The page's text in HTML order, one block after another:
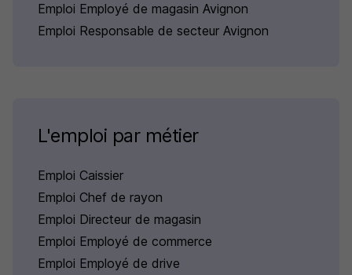
Emploi Employé de magasin Avignon
Emploi Responsable de secteur Avignon
L'emploi par métier
Emploi Caissier
Emploi Chef de rayon
Emploi Directeur de magasin
Emploi Employé de commerce
Emploi Employé de drive